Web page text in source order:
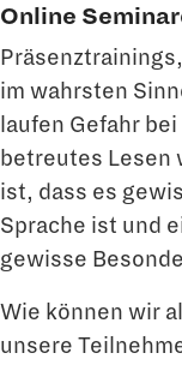
Online
im wahrsten
laufen Gefahr
betreutes Lesen
ist, dass es
Sprache ist und
gewisse
Wie können wir
unsere